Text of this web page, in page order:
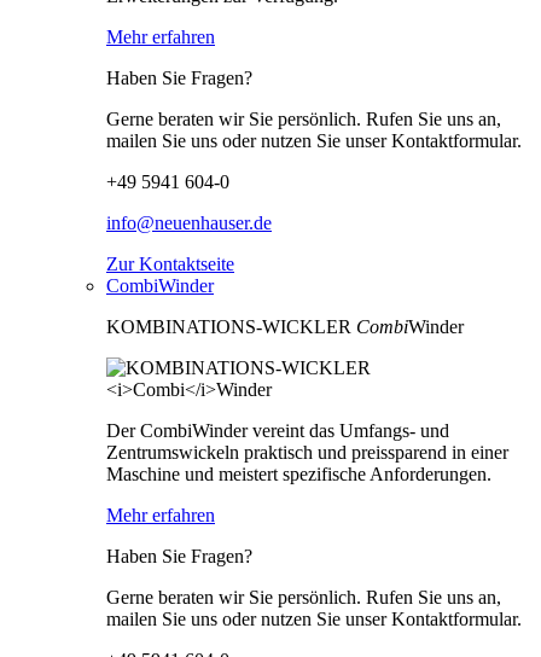
Mehr erfahren
Haben Sie Fragen?
Gerne beraten wir Sie persönlich. Rufen Sie uns an,
mailen Sie uns oder nutzen Sie unser Kontaktformular.
+49 5941 604-0
info@neuenhauser.de
Zur Kontaktseite
CombiWinder
KOMBINATIONS-WICKLER CombiWinder
Der CombiWinder vereint das Umfangs- und
Zentrumswickeln praktisch und preissparend in einer
Maschine und meistert spezifische Anforderungen.
Mehr erfahren
Haben Sie Fragen?
Gerne beraten wir Sie persönlich. Rufen Sie uns an,
mailen Sie uns oder nutzen Sie unser Kontaktformular.